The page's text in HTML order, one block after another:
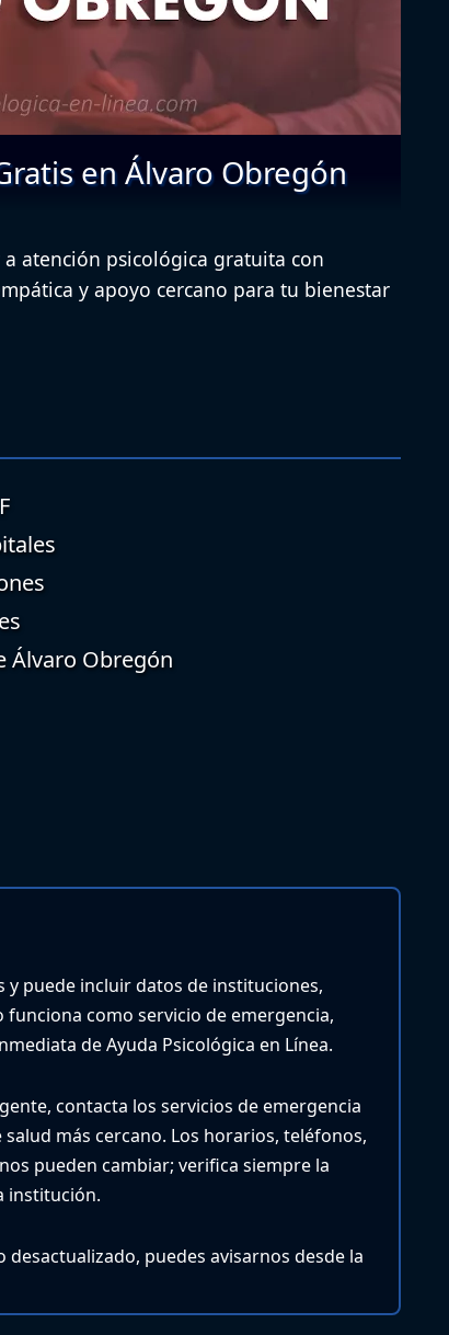
en Álvaro Obregón
atención psicológica gratuita con
y apoyo cercano para tu bienestar
Álvaro Obregón
puede incluir datos de instituciones,
como servicio de emergencia,
de Ayuda Psicológica en Línea.
contacta los servicios de emergencia
más cercano. Los horarios, teléfonos,
pueden cambiar; verifica siempre la
institución.
puedes avisarnos desde la